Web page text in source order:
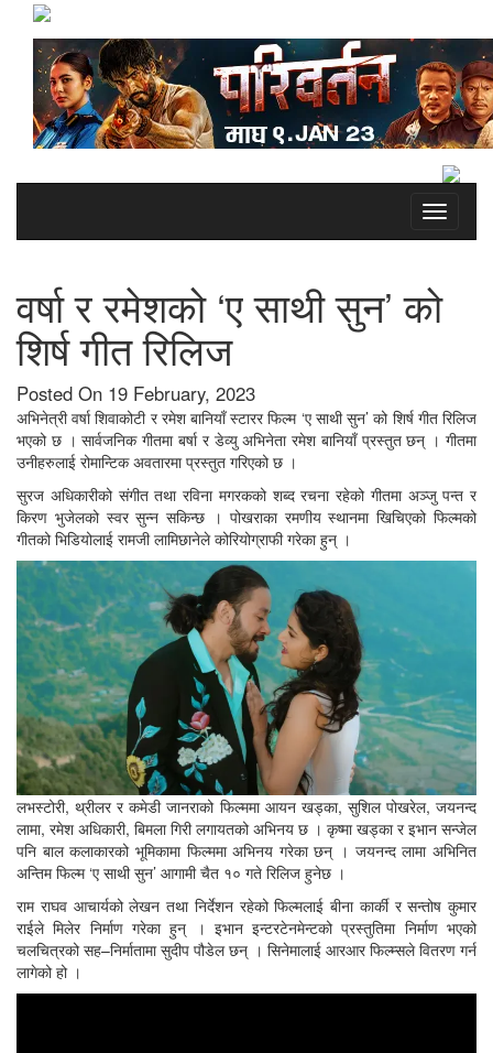
Toggle
वर्षा र रमेशको ‘ए साथी सुन’ को
शिर्ष गीत रिलिज
Posted On 19 February, 2023
अभिनेत्री वर्षा शिवाकोटी र रमेश बानियाँ स्टारर फिल्म ‘ए साथी सुन’ को शिर्ष गीत रिलिज
भएको छ । सार्वजनिक गीतमा बर्षा र डेव्यु अभिनेता रमेश बानियाँ प्रस्तुत छन् । गीतमा
उनीहरुलाई रोमान्टिक अवतारमा प्रस्तुत गरिएको छ ।
सुरज अधिकारीको संगीत तथा रविना मगरकको शब्द रचना रहेको गीतमा अञ्जु पन्त र
किरण भुजेलको स्वर सुन्न सकिन्छ । पोखराका रमणीय स्थानमा खिचिएको फिल्मको
गीतको भिडियोलाई रामजी लामिछानेले कोरियोग्राफी गरेका हुन् ।
लभस्टोरी, थ्रीलर र कमेडी जानराको फिल्ममा आयन खड्का, सुशिल पोखरेल, जयनन्द
लामा, रमेश अधिकारी, बिमला गिरी लगायतको अभिनय छ । कृष्मा खड्का र इभान सन्जेल
पनि बाल कलाकारको भूमिकामा फिल्ममा अभिनय गरेका छन् । जयनन्द लामा अभिनित
अन्तिम फिल्म ‘ए साथी सुन’ आगामी चैत १० गते रिलिज हुनेछ ।
राम राघव आचार्यको लेखन तथा निर्देशन रहेको फिल्मलाई बीना कार्की र सन्तोष कुमार
राईले मिलेर निर्माण गरेका हुन् । इभान इन्टरटेनमेन्टको प्रस्तुतिमा निर्माण भएको
चलचित्रको सह–निर्मातामा सुदीप पौडेल छन् । सिनेमालाई आरआर फिल्म्सले वितरण गर्न
लागेको हो ।